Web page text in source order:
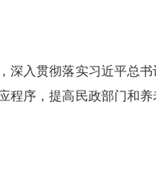
入贯彻落实习近平总书
程序，提高民政部门和